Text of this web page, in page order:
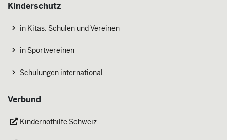
Kinderschutz
in Kitas, Schulen und Vereinen
in Sportvereinen
Schulungen international
Verbund
Kindernothilfe Schweiz